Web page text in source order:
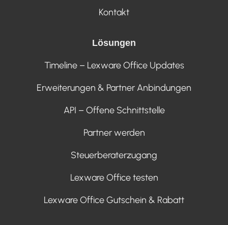
Kontakt
Lösungen
Timeline – Lexware Office Updates
Erweiterungen & Partner Anbindungen
API – Offene Schnittstelle
Partner werden
Steuerberaterzugang
Lexware Office testen
Lexware Office Gutschein & Rabatt